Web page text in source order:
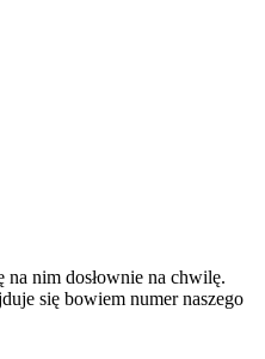
nim dosłownie na chwilę.
się bowiem numer naszego